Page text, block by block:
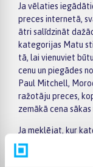
Ja vēlaties
preces internetā,
ātri salīdzināt
kategorijas Matu
tā, lai vienuviet
cenu un piegādes
Paul Mitchell,
ražotāju preces,
zemākā cena sākas
Ja meklējat, kur
iegādāties lētāk, ir
un preces, kurām